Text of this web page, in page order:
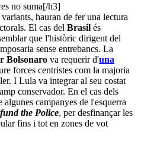
no suma[/h3]
hauran de fer una lectura
El cas del Brasil és
que l'històric dirigent del
sense entrebancs. La
Bolsonaro va requerir d'una
forces centristes com la majoria
I Lula va integrar al seu costat
conservador. En el cas dels
campanyes de l'esquerra
the Police, per desfinançar les
fins i tot en zones de vot